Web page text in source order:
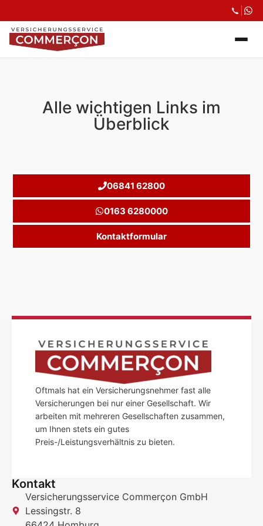
Alle wichtigen Links im
Überblick
06841 62800
0163 6280000
Kontaktformular
Oftmals hat ein Versicherungsnehmer fast alle
Versicherungen bei nur einer Gesellschaft. Wir
arbeiten mit mehreren Gesellschaften zusammen,
um Ihnen stets ein gutes
Preis-/Leistungsverhältnis zu bieten.
Kontakt
Versicherungsservice Commerçon GmbH
Lessingstr. 8